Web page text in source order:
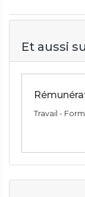
Et aussi
Travail -